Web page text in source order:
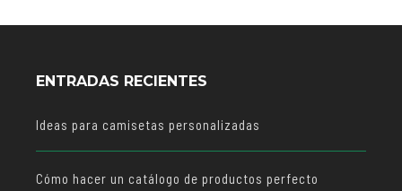
ENTRADAS RECIENTES
Ideas para camisetas personalizadas
Cómo hacer un catálogo de productos perfecto